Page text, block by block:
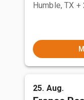
Humble, TX +
25. Aug.